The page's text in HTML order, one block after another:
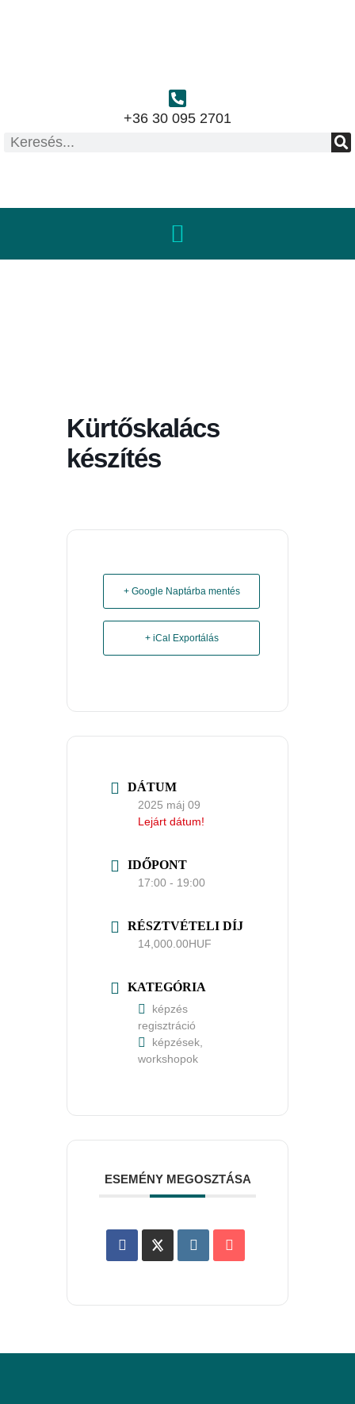
+36 30 095 2701
Kürtőskalács
készítés
+ Google Naptárba mentés
+ iCal Exportálás
DÁTUM
2025 máj 09
Lejárt dátum!
IDŐPONT
17:00 - 19:00
RÉSZTVÉTELI DÍJ
14,000.00HUF
KATEGÓRIA
képzés
regisztráció
képzések,
workshopok
ESEMÉNY MEGOSZTÁSA